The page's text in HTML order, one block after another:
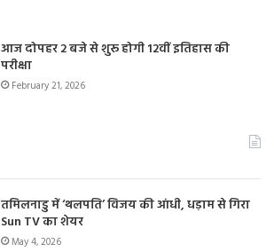
आज दोपहर 2 बजे से शुरू होगी 12वीं इतिहास की
परीक्षा
February 21, 2026
तमिलनाडु में ‘थलपति’ विजय की आंधी, धड़ाम से गिरा
Sun TV का शेयर
May 4, 2026